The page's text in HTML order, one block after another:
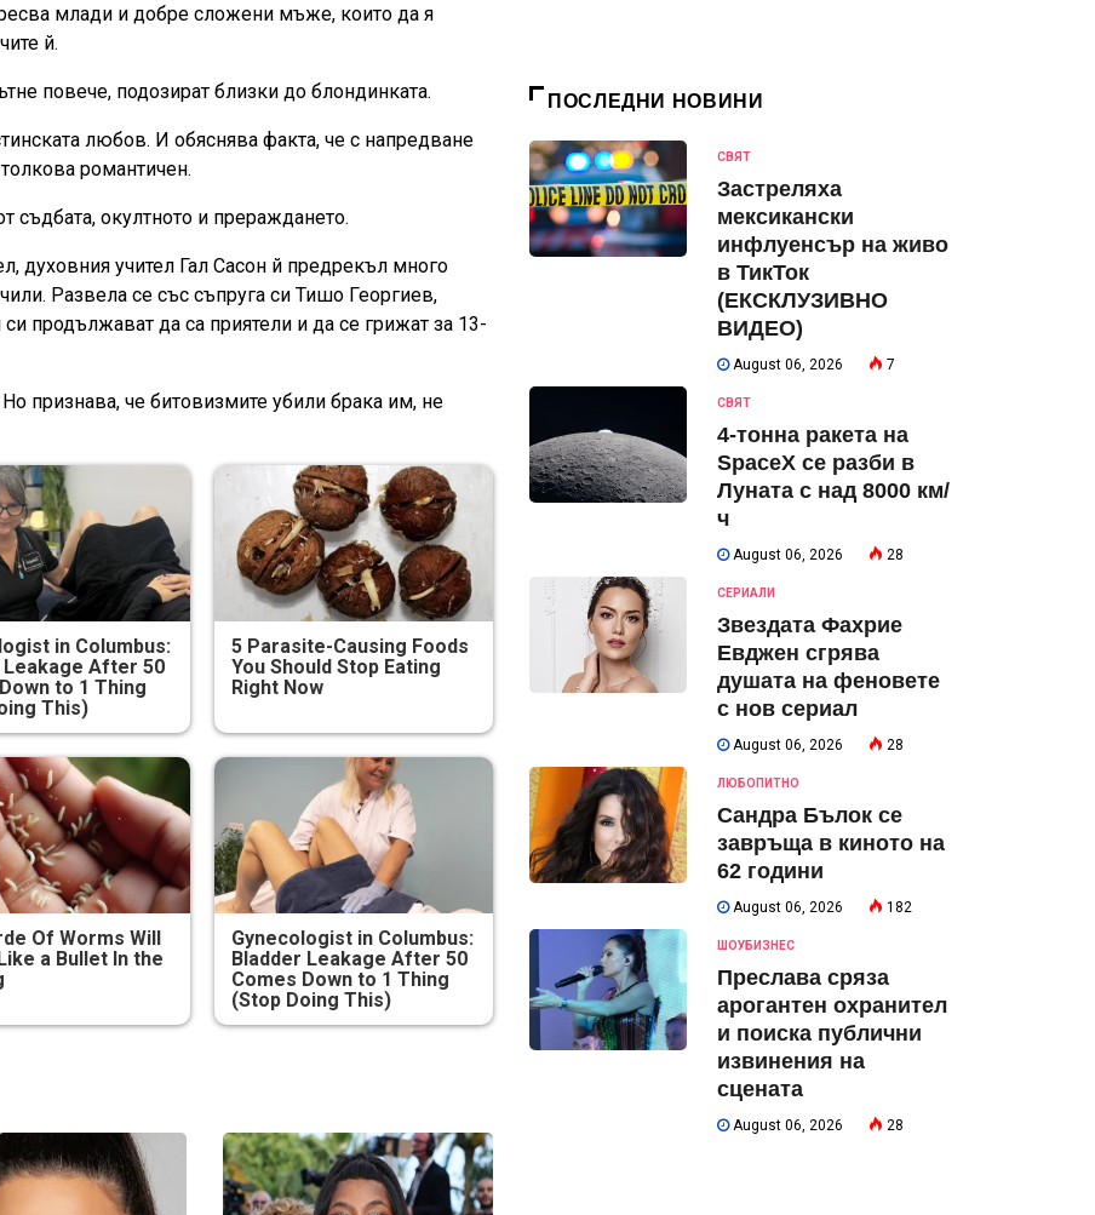
млади и добре сложени мъже, които да я
й.
повече, подозират близки до блондинката.
любов. И обяснява факта, че с напредване
романтичен.
съдбата, окултното и прераждането.
духовния учител Гал Сасон й предрекъл много
Развела се със съпруга си Тишо Георгиев,
продължават да са приятели и да се грижат за 13-
признава, че битовизмите убили брака им, не
in Columbus:
Leakage After 50
to 1 Thing
This)
5 Parasite-Causing Foods
You Should Stop Eating
Right Now
Of Worms Will
a Bullet In the
Gynecologist in Columbus:
Bladder Leakage After 50
Comes Down to 1 Thing
(Stop Doing This)
ПОСЛЕДНИ НОВИНИ
СВЯТ
Застреляха
мексикански
инфлуенсър на живо
в ТикТок
(ЕКСКЛУЗИВНО
ВИДЕО)
August 06, 2026 7
СВЯТ
4-тонна ракета на
SpaceX се разби в
Луната с над 8000 км/
ч
August 06, 2026 28
СЕРИАЛИ
Звездата Фахрие
Евджен сгрява
душата на феновете
с нов сериал
August 06, 2026 28
ЛЮБОПИТНО
Сандра Бълок се
завръща в киното на
62 години
August 06, 2026 182
ШОУБИЗНЕС
Преслава сряза
арогантен охранител
и поиска публични
извинения на
сцената
August 06, 2026 28